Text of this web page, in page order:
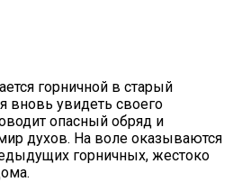
горничной в старый
вновь увидеть своего
опасный обряд и
духов. На воле оказываются
горничных, жестоко